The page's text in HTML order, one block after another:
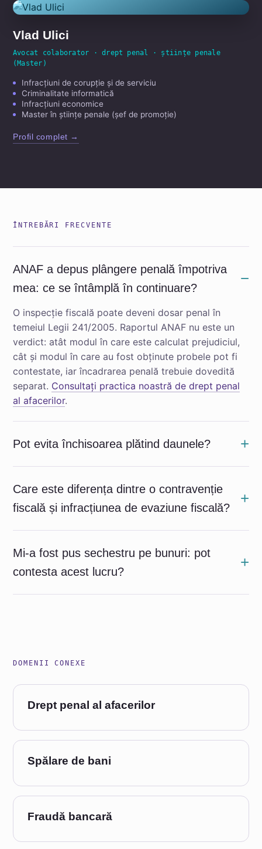
Vlad Ulici
Avocat colaborator · drept penal · științe penale
(Master)
Infracțiuni de corupție și de serviciu
Criminalitate informatică
Infracțiuni economice
Master în științe penale (șef de promoție)
Profil complet →
ÎNTREBĂRI FRECVENTE
ANAF a depus plângere penală împotriva
mea: ce se întâmplă în continuare?
O inspecție fiscală poate deveni dosar penal în
temeiul Legii 241/2005. Raportul ANAF nu este un
verdict: atât modul în care este calculat prejudiciul,
cât și modul în care au fost obținute probele pot fi
contestate, iar încadrarea penală trebuie dovedită
separat. Consultați practica noastră de drept penal
al afacerilor.
Pot evita închisoarea plătind daunele?
Care este diferența dintre o contravenție
fiscală și infracțiunea de evaziune fiscală?
Mi-a fost pus sechestru pe bunuri: pot
contesta acest lucru?
DOMENII CONEXE
Drept penal al afacerilor
Spălare de bani
Fraudă bancară